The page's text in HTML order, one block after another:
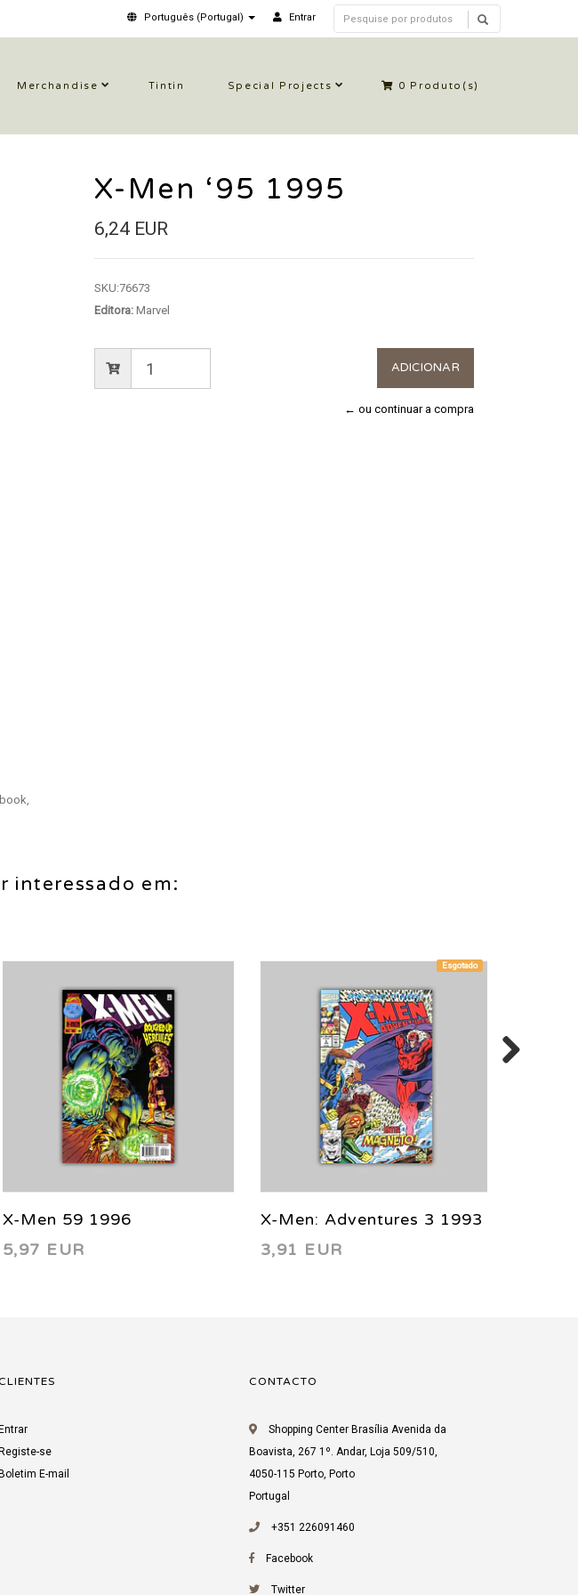
Português (Portugal) Entrar
Merchandise Tintin Special Projects 0 Produto(s)
X-Men ‘95 1995
6,24 EUR
SKU:76673
Editora:Marvel
← ou continuar a compra
interessado em:
X-Men 59 1996
5,97 EUR
Esgotado
X-Men: Adventures 3 1993
3,91 EUR
CLIENTES
Entrar
Registe-se
Boletim E-mail
CONTACTO
Shopping Center Brasília Avenida da
Boavista, 267 1º. Andar, Loja 509/510,
4050-115 Porto, Porto
Portugal
+351 226091460
Facebook
Twitter